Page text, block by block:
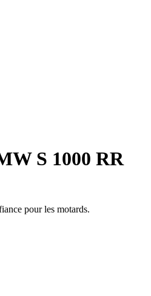
S 1000 RR
pour les motards.